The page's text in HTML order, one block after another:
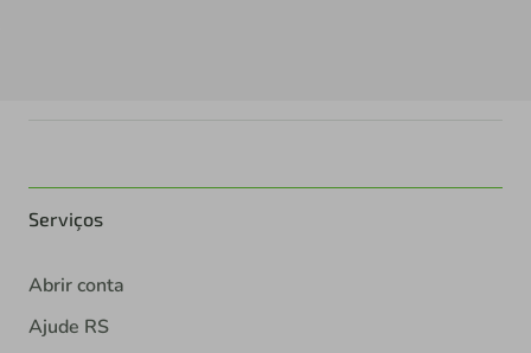
Serviços
Abrir conta
Ajude RS